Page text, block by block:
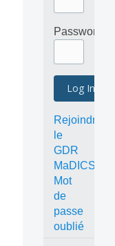
Password
Rejoindre
le
GDR
MaDICS
Mot
de
passe
oublié